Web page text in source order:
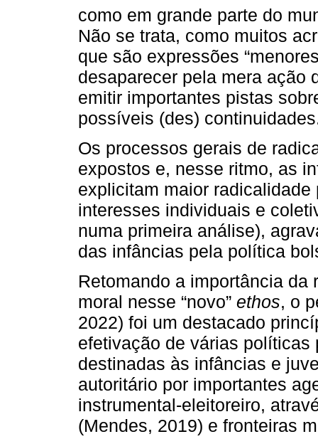
como em grande parte do
Não se trata, como muitos
que são expressões
desaparecer pela mera ação
emitir importantes pistas
possíveis (des)
Os processos gerais de
expostos e, nesse ritmo, as
explicitam maior radicalidade
interesses individuais e
numa primeira análise),
das infâncias pela política
Retomando a importância
moral nesse “novo” ethos, o
2022) foi um destacado
efetivação de várias
destinadas às infâncias e
autoritário por importantes
instrumental-eleitoreiro,
(Mendes, 2019) e fronteiras